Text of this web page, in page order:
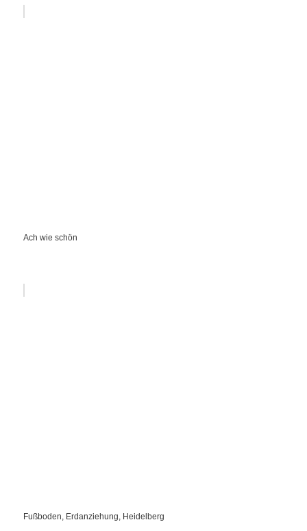
Ach wie schön
Fußboden, Erdanziehung, Heidelberg